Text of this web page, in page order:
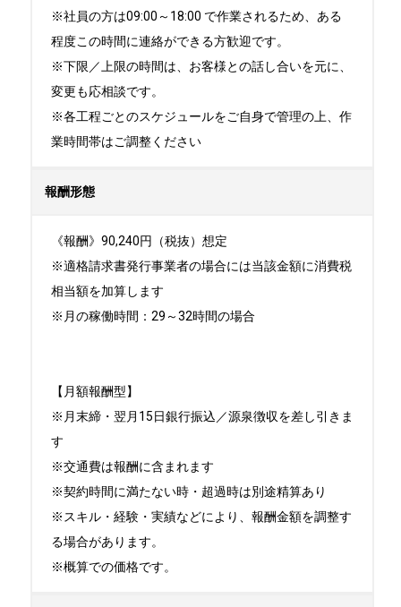
※社員の方は09:00～18:00 で作業されるため、ある
程度この時間に連絡ができる方歓迎です。
※下限／上限の時間は、お客様との話し合いを元に、
変更も応相談です。
※各工程ごとのスケジュールをご自身で管理の上、作
業時間帯はご調整ください
報酬形態
《報酬》90,240円（税抜）想定
※適格請求書発行事業者の場合には当該金額に消費税
相当額を加算します
※月の稼働時間：29～32時間の場合
【月額報酬型】
※月末締・翌月15日銀行振込／源泉徴収を差し引きま
す
※交通費は報酬に含まれます
※契約時間に満たない時・超過時は別途精算あり
※スキル・経験・実績などにより、報酬金額を調整す
る場合があります。
※概算での価格です。